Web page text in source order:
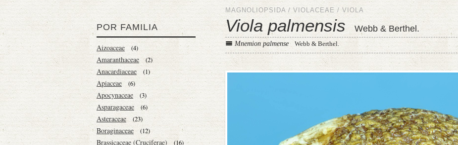
POR FAMILIA
Aizoaceae (4)
Amaranthaceae (2)
Anacardiaceae (1)
Apiaceae (6)
Apocynaceae (3)
Asparagaceae (6)
Asteraceae (23)
Boraginaceae (12)
Brassicaceae (Cruciferae) (16)
MAGNOLIOPSIDA / VIOLACEAE / VIOLA
Viola palmensis Webb & Berthel.
Mnemion palmense Webb & Berthel.